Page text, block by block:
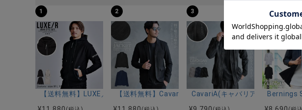
1
【送料無料】LUXE／R(ラグジュ)ストレッチ裏フリースジップパーカー/全2色
2
【送料無料】CavariA(キャバリア)千鳥ジャガードテーラ
3
CavariA(キャバリア)汚し加工ケ
4
Bernings